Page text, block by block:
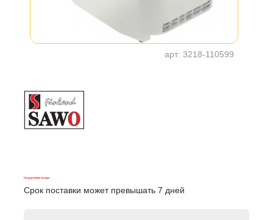
арт: 3218-110599
На удаленном складе
Срок поставки может превышать 7 дней